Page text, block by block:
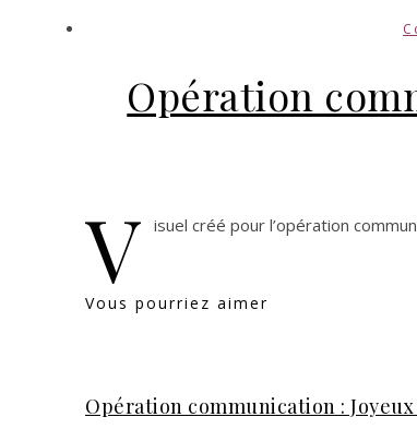
Opération
V isuel créé pour l’opération
Vous pourriez aimer
Opération communication : Joyeux